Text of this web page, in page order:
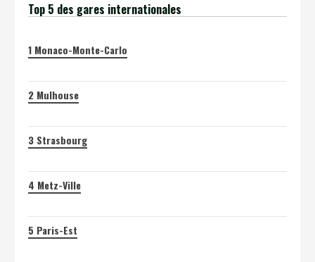
Top 5 des gares internationales
1 Monaco-Monte-Carlo
2 Mulhouse
3 Strasbourg
4 Metz-Ville
5 Paris-Est